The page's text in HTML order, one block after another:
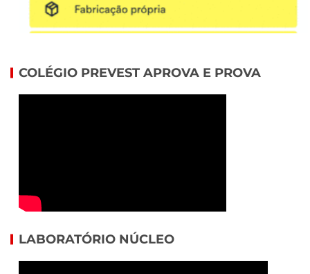
COLÉGIO PREVEST APROVA E PROVA
LABORATÓRIO NÚCLEO